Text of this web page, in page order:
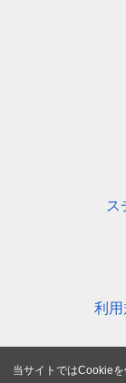
ス
利
当サイトではCookie